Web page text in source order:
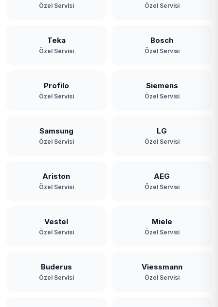
Özel Servisi Özel Servisi
Teka
Özel Servisi
Bosch
Özel Servisi
Profilo
Özel Servisi
Siemens
Özel Servisi
Samsung
Özel Servisi
LG
Özel Servisi
Ariston
Özel Servisi
AEG
Özel Servisi
Vestel
Özel Servisi
Miele
Özel Servisi
Buderus
Özel Servisi
Viessmann
Özel Servisi